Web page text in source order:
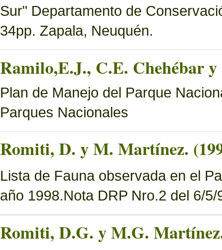
Sur" Departamento de
34pp. Zapala, Neuquén.
Ramilo,E.J., C.E. Chehébar
Plan de Manejo del Parque
Parques Nacionales
Romiti, D. y M. Martínez.
Lista de Fauna observada en el
año 1998.Nota DRP Nro.2 del 6/5/
Romiti, D.G. y M.G.